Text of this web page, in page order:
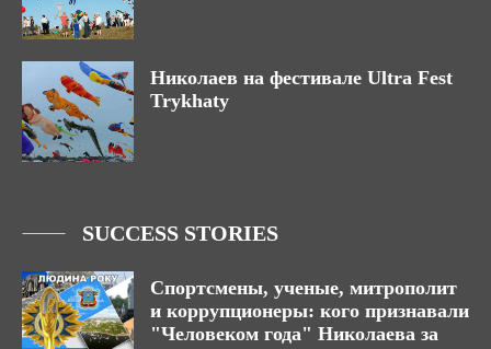
Николаев на фестивале Ultra Fest
Trykhaty
SUCCESS STORIES
Спортсмены, ученые, митрополит
и коррупционеры: кого признавали
"Человеком года" Николаева за